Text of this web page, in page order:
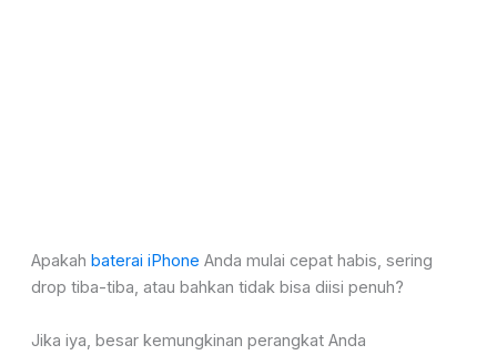
Apakah baterai iPhone Anda mulai cepat habis, sering
drop tiba-tiba, atau bahkan tidak bisa diisi penuh?
Jika iya, besar kemungkinan perangkat Anda